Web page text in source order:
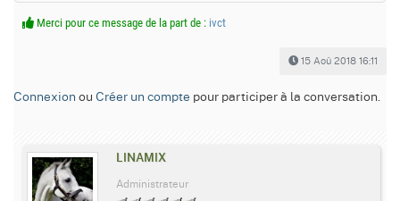
Merci pour ce message de la part de : ivct
15 Aoû 2018 16:11
Connexion ou Créer un compte pour participer à la conversation.
LINAMIX
Administrateur